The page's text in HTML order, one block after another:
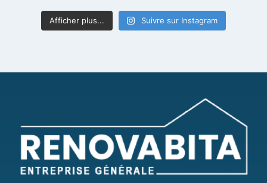
Afficher plus... Suivre sur Instagram